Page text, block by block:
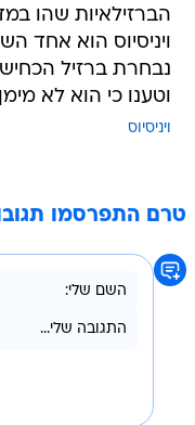
הברזילאיות שהו
ויניסיוס הוא אחד
נבחרת ברזיל
וטענו כי הוא לא
ויניסיוס
טרם התפרסמו